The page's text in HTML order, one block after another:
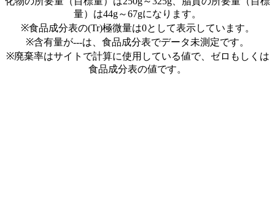
量）は44g～67gになります。
※食品成分表の(Tr)極微量は0として表示しています。
※含有量が---は、食品成分表でデータ未測定です。
※廃棄率はサイトで計算に使用している値で、ゼロもしくは
食品成分表の値です。